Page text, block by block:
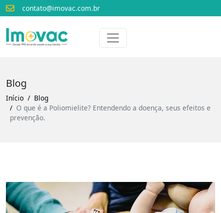
contato@imovac.com.br
Voltar para o início
Blog
Início
Blog
O que é a Poliomielite? Entendendo a doença, seus efeitos e
prevenção.